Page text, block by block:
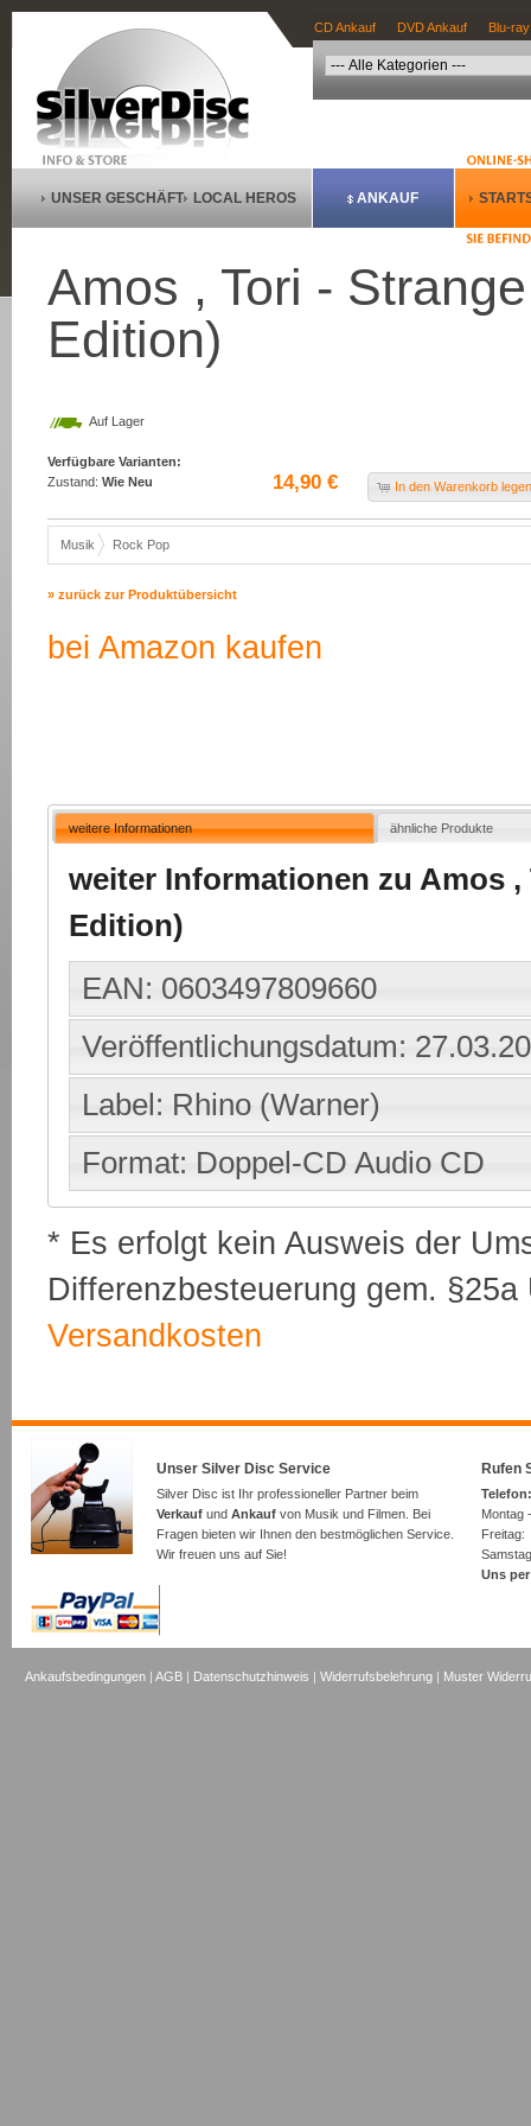
CD Ankauf DVD Ankauf Blu-
UNSER GESCHÄFT LOCAL HEROS ANKAUF
Amos , Tori -
Edition)
Auf Lager
Verfügbare Varianten:
Zustand: Wie Neu 14,90 € In den Warenkorb
Musik Rock Pop
» zurück zur Produktübersicht
bei Amazon kaufen
weitere Informationen ähnliche Produkte
weiter Informationen zu Amos
Edition)
EAN: 0603497809660
Veröffentlichungsdatum:
Label: Rhino (Warner)
Format: Doppel-CD Audio CD
* Es erfolgt kein Ausweis der
Differenzbesteuerung gem.
Versandkosten
Unser Silver Disc Service
Silver Disc ist Ihr professioneller Partner beim
Verkauf und Ankauf von Musik und Filmen. Bei
Fragen bieten wir Ihnen den bestmöglichen Service.
Wir freuen uns auf Sie!
Rufen
Montag
Uns
Ankaufsbedingungen |AGB | Datenschutzhinweis |Widerrufsbelehrung | Muster